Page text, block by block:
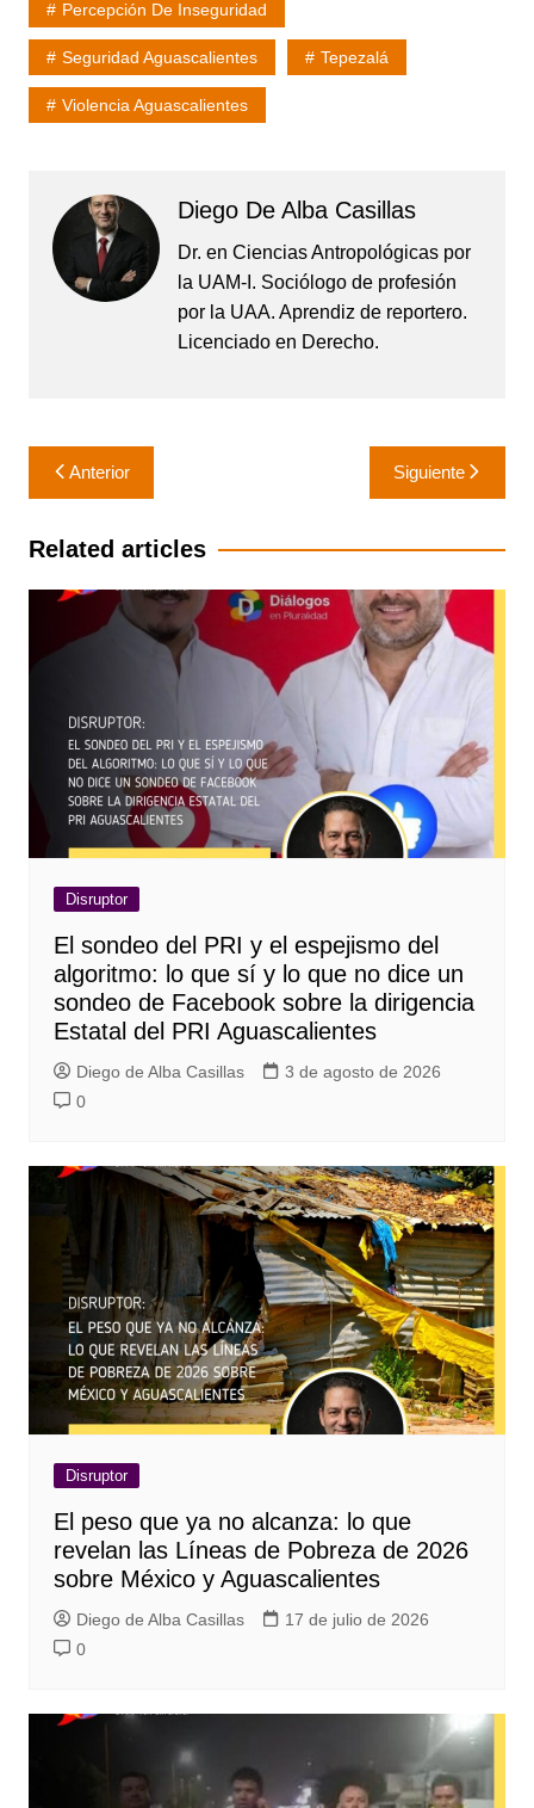
Percepción De Inseguridad
Seguridad Aguascalientes Tepezalá
Violencia Aguascalientes
Diego De Alba Casillas
Dr. en Ciencias Antropológicas por
la UAM-I. Sociólogo de profesión
por la UAA. Aprendiz de reportero.
Licenciado en Derecho.
Navegación
de
entradas
Anterior Siguiente
Related articles
Disruptor
El sondeo del PRI y el espejismo del
algoritmo: lo que sí y lo que no dice un
sondeo de Facebook sobre la dirigencia
Estatal del PRI Aguascalientes
Diego de Alba Casillas
3 de agosto de 2026
0
Disruptor
El peso que ya no alcanza: lo que
revelan las Líneas de Pobreza de 2026
sobre México y Aguascalientes
Diego de Alba Casillas
17 de julio de 2026
0